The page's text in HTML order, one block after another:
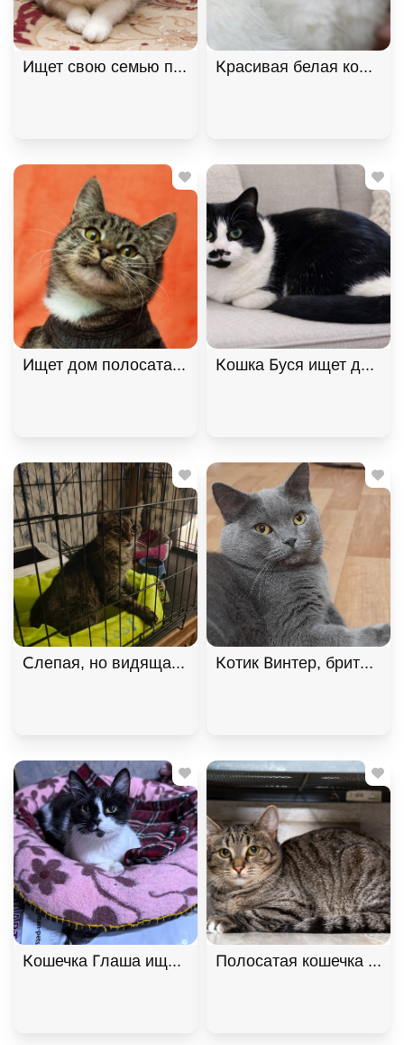
Ищет свою семью плюшевая толстушка
Красивая белая коша
Ищет дом полосатая красавица Варвара!,
Кошка Буся ищет дом.
Слепая, но видящая сердцем, кошечка Порш
Котик Винтер,
Кошечка Глаша ищет дом , Черный с белым,
Полосатая кошечка